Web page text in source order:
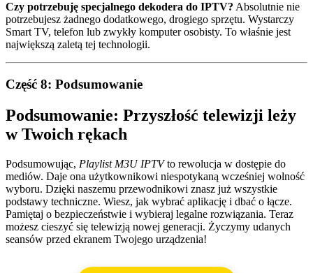
Czy potrzebuję specjalnego dekodera do IPTV? Absolutnie nie
potrzebujesz żadnego dodatkowego, drogiego sprzętu. Wystarczy
Smart TV, telefon lub zwykły komputer osobisty. To właśnie jest
największą zaletą tej technologii.
Część 8: Podsumowanie
Podsumowanie: Przyszłość telewizji leży
w Twoich rękach
Podsumowując, Playlist M3U IPTVto rewolucja w dostępie do
mediów. Daje ona użytkownikowi niespotykaną wcześniej wolność
wyboru. Dzięki naszemu przewodnikowi znasz już wszystkie
podstawy techniczne. Wiesz, jak wybrać aplikację i dbać o łącze.
Pamiętaj o bezpieczeństwie i wybieraj legalne rozwiązania. Teraz
możesz cieszyć się telewizją nowej generacji. Życzymy udanych
seansów przed ekranem Twojego urządzenia!